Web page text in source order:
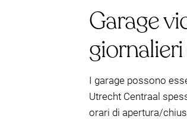
Garage
I garage possono
Utrecht Centraal
orari di apertura/